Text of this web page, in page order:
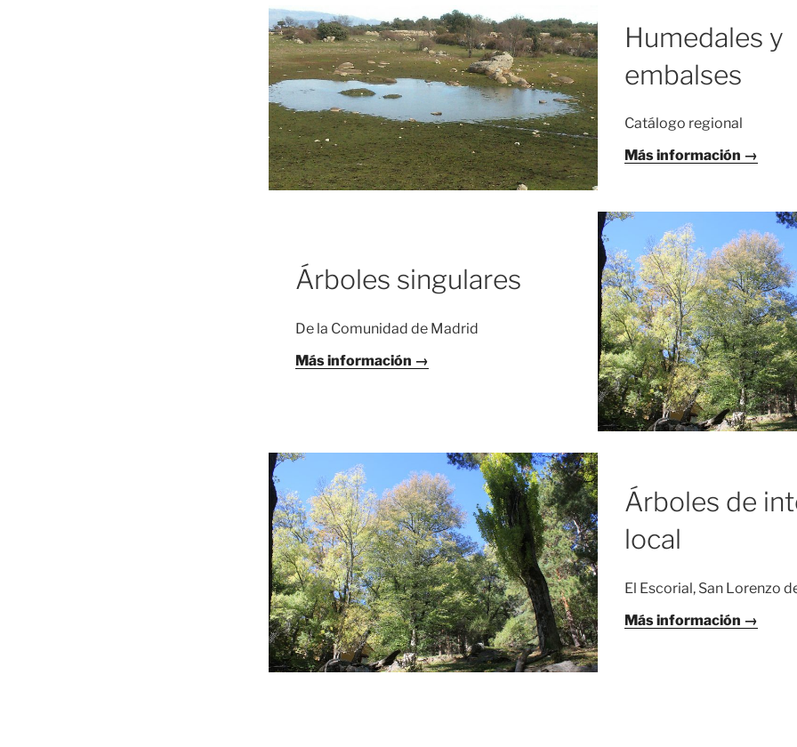
Humedales y
embalses
Catálogo regional
Más información →
Árboles singulares
De la Comunidad de Madrid
Más información →
Árboles de
local
El Escorial, San Lorenzo
Más información →